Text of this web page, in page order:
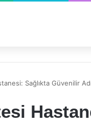
Sağlıkta Güvenilir